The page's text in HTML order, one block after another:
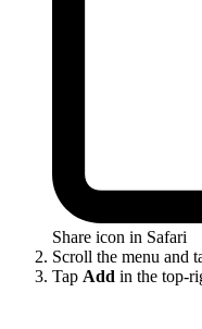
Share icon in Safari
Scroll the menu and
Tap Add in the top-